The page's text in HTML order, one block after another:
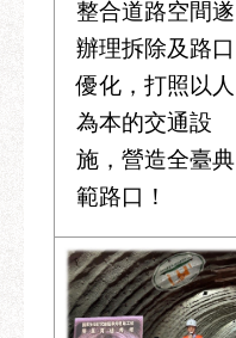
整合道路空間遂
辦理拆除及路口
優化，打照以人
為本的交通設
施，營造全臺典
範路口！